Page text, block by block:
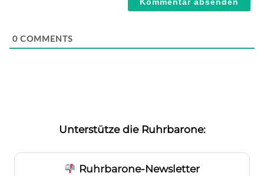
0 COMMENTS
Unterstütze die Ruhrbarone:
Ruhrbarone-Newsletter